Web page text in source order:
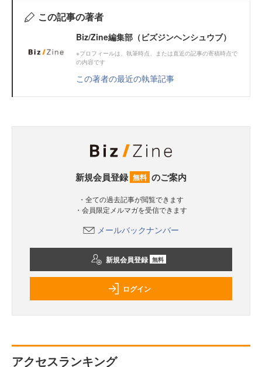
この記事の著者
Biz/Zine編集部（ビズジンヘンシュウブ）
※プロフィールは、執筆時点、または直近の記事の寄稿時点で
の内容です
この著者の最近の執筆記事
新規会員登録 無料 のご案内
・全ての過去記事が閲覧できます
・会員限定メルマガを受信できます
メールバックナンバー
新規会員登録 無料
ログイン
アクセスランキング